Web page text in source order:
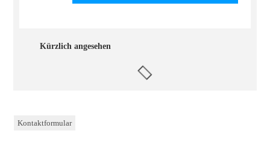
Kürzlich angesehen
Kontaktformular